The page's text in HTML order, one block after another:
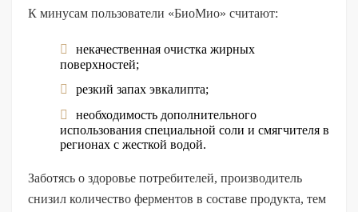
К минусам пользователи «БиоМио» считают:
некачественная очистка жирных
поверхностей;
резкий запах эвкалипта;
необходимость дополнительного
использования специальной соли и смягчителя в
регионах с жесткой водой.
Заботясь о здоровье потребителей, производитель
снизил количество ферментов в составе продукта, тем